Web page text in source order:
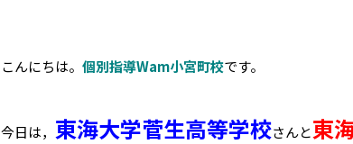
こんにちは。 個別指導Wam小宮町校です。
今日は， 東海大学菅生高等学校さんと東